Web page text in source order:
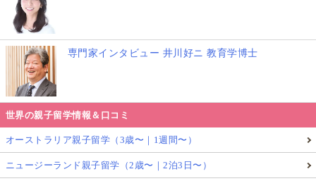
専門家インタビュー 井川好ニ 教育学博士
世界の親子留学情報＆口コミ
オーストラリア親子留学（3歳〜｜1週間〜）
ニュージーランド親子留学（2歳〜｜2泊3日〜）